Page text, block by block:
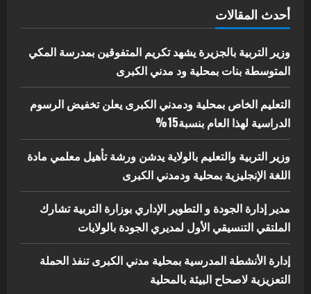
5
البيئة بالمحلية
يوليو 29, 2026
أحدث المقالات
وزير التربية بالجزيرة يشهد تكريم المتفوقين بمدرسة المكي
المتوسطة بنات بمحلية ود مدني الكبرى
التعليم الخاص بمحلية ودمدني الكبرى يعلن تخفيض الرسوم
الدراسية لهذا العام بنسبة15%
وزير التربية والتعليم بالولاية يدشن ورشة تأهيل معلمي مادة
اللغة الإنجليزية بمحلية ودمدني الكبرى
مدير إدارة الجودة و التطوير الإداري بوزارة التربية تشارك
الملتقي التنسيقي الأول لمديري الجودة بالولايات
إدارة الأنشطة المدرسية بمحلية مدني الكبرى تنفذ الحملة
التعزيزية لاصحاح البيئة بالمحلية